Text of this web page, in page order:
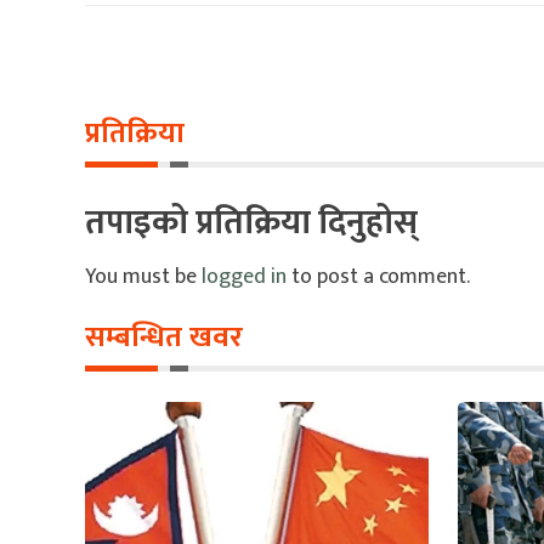
प्रतिक्रिया
तपाइको प्रतिक्रिया दिनुहोस्
You must belogged in to post a comment.
सम्बन्धित खवर